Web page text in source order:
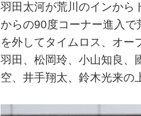
羽田太河が荒川のインから
からの90度コーナー進入
を外してタイムロス、オー
羽田、松岡玲、小山知良、
空、井手翔太、鈴木光来の